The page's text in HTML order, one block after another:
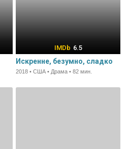
6.5
Искренне, безумно, сладко
2018 • США • Драма • 82 мин.